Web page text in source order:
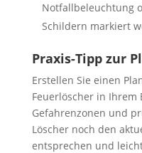
Notfallbeleuchtung
Schildern markiert
Praxis-Tipp zur
Erstellen Sie einen
Feuerlöscher in Ihrem
Gefahrenzonen und
Löscher noch den
entsprechen und